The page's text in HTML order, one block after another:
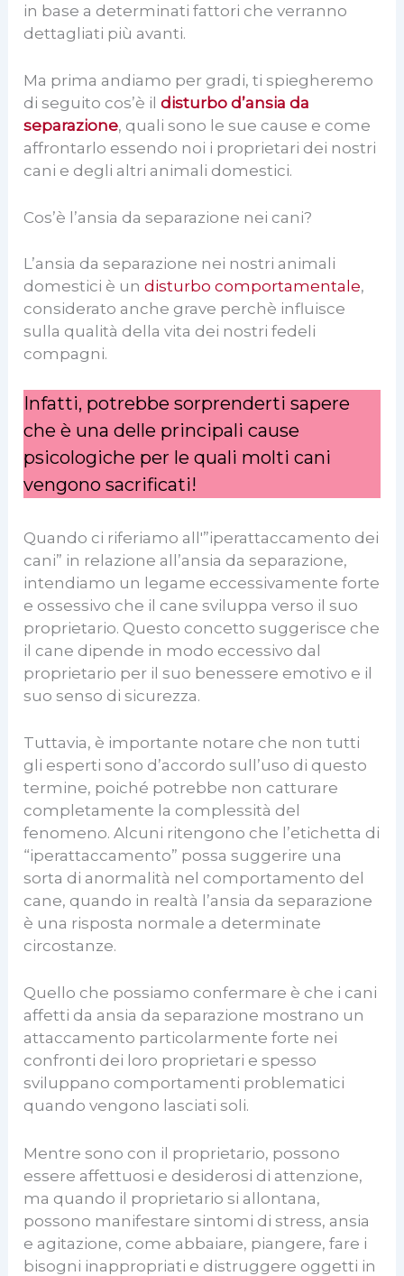
in base a determinati fattori che verranno
dettagliati più avanti.
Ma prima andiamo per gradi, ti spiegheremo
di seguito cos’è ildisturbo d’ansia da
separazione, quali sono le sue cause e come
affrontarlo essendo noi i proprietari dei nostri
cani e degli altri animali domestici.
Cos’è l’ansia da separazione nei cani?
L’ansia da separazione nei nostri animali
domestici è undisturbo comportamentale,
considerato anche grave perchè influisce
sulla qualità della vita dei nostri fedeli
compagni.
Infatti, potrebbe sorprenderti sapere
che è una delle principali cause
psicologiche per le quali molti cani
vengono sacrificati!
Quando ci riferiamo all'”iperattaccamento dei
cani” in relazione all’ansia da separazione,
intendiamo un legame eccessivamente forte
e ossessivo che il cane sviluppa verso il suo
proprietario. Questo concetto suggerisce che
il cane dipende in modo eccessivo dal
proprietario per il suo benessere emotivo e il
suo senso di sicurezza.
Tuttavia, è importante notare che non tutti
gli esperti sono d’accordo sull’uso di questo
termine, poiché potrebbe non catturare
completamente la complessità del
fenomeno. Alcuni ritengono che l’etichetta di
“iperattaccamento” possa suggerire una
sorta di anormalità nel comportamento del
cane, quando in realtà l’ansia da separazione
è una risposta normale a determinate
circostanze.
Quello che possiamo confermare è che i cani
affetti da ansia da separazione mostrano un
attaccamento particolarmente forte nei
confronti dei loro proprietari e spesso
sviluppano comportamenti problematici
quando vengono lasciati soli.
Mentre sono con il proprietario, possono
essere affettuosi e desiderosi di attenzione,
ma quando il proprietario si allontana,
possono manifestare sintomi di stress, ansia
e agitazione, come abbaiare, piangere, fare i
bisogni inappropriati e distruggere oggetti in